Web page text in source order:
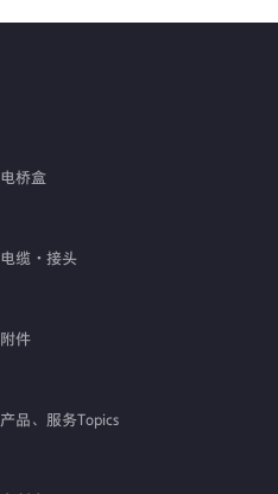
电桥盒
电缆・接头
附件
产品、服务Topics